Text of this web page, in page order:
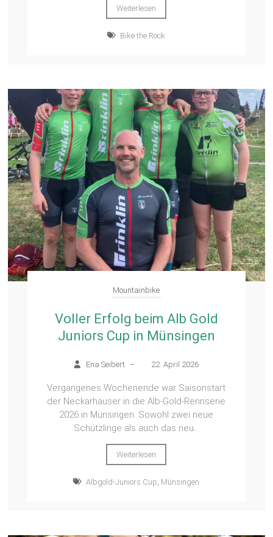
Weiterlesen
Bike the Rock
Mountainbike
Voller Erfolg beim Alb Gold
Juniors Cup in Münsingen
Ena Seibert – 22. April 2026
Vergangenes Wochenende war Saisonstart
der Neckarhäuser in die Alb-Gold-Rennserie
2026 in Münsingen. Sowohl zwei neue
Schützlinge als auch das neu...
Weiterlesen
Albgold-Juniors Cup Münsingen